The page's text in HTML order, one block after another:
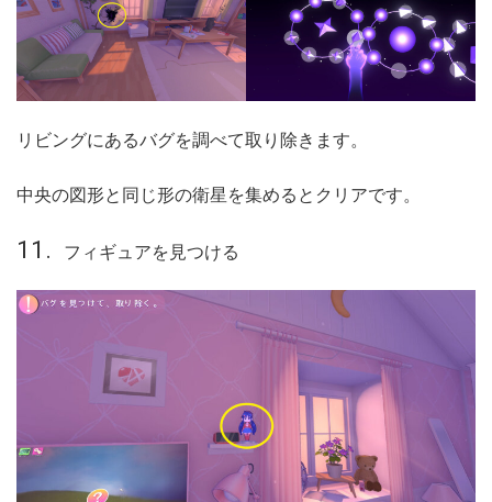
リビングにあるバグを調べて取り除きます。
中央の図形と同じ形の衛星を集めるとクリアです。
フィギュアを見つける